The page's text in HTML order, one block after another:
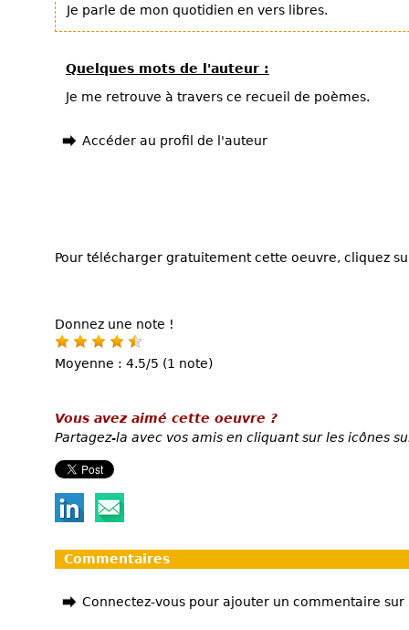
Je parle de mon quotidien en vers libres.
Quelques mots de l'auteur :
Je me retrouve à travers ce recueil de poèmes.
Accéder au profil de l'auteur
Pour télécharger gratuitement cette oeuvre, cliquez
Donnez une note !
Moyenne : 4.5/5 (1 note)
Vous avez aimé cette oeuvre ?
Partagez-la avec vos amis en cliquant sur les icônes
Commentaires
Connectez-vous pour ajouter un commentaire sur